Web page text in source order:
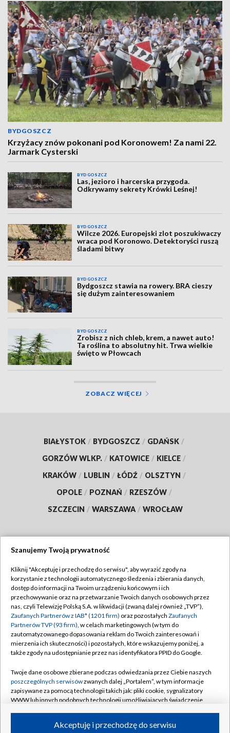
BYDGOSZCZ
Krzyżacy znów pokonani pod Koronowem! Za nami 22.
Jarmark Cysterski
BYDGOSZCZ
Las, jezioro i harcerska przygoda.
Odkrywamy sekrety Krówki Leśnej!
BYDGOSZCZ
Wilcze 2026. Europejski zlot poszukiwaczy
wraca pod Koronowo. Detektoryści ruszą
śladami bitwy
BYDGOSZCZ
Bydgoszcz stawia na rowery. BRA cieszy
się dużym zainteresowaniem
BYDGOSZCZ
Zrobisz z nich chleb, krem, a nawet auto!
Ta roślina to absolutny hit. Trwa wielkie
święto w Płowcach
ZOBACZ WIĘCEJ
BIAŁYSTOK / BYDGOSZCZ / GDAŃSK /
GORZÓW WLKP. / KATOWICE / KIELCE /
KRAKÓW / LUBLIN / ŁÓDŹ / OLSZTYN /
OPOLE / POZNAŃ / RZESZÓW /
SZCZECIN / WARSZAWA / WROCŁAW
TVP
Abonament TVP
Emisja w TVP
Centrum informacji TVP
Naziemna Telewizja Cyfrowa
Rada Programowa
System NOS
Informacje o nadawcy
Program dla prasy
Regulamin TVP
Polityka prywatności
Moje zgody
Pomoc
Kontakt
Kanały
Szanujemy Twoją prywatność
Kliknij "Akceptuję i przechodzę do serwisu", aby wyrazić zgody na
korzystanie z technologii automatycznego śledzenia i zbierania danych,
dostęp do informacji na Twoim urządzeniu końcowym i ich
przechowywanie oraz na przetwarzanie Twoich danych osobowych przez
nas, czyli Telewizję Polską S.A. w likwidacji (zwaną dalej również „TVP”),
Zaufanych Partnerów z IAB* (1201 firm) oraz pozostałych Zaufanych
Partnerów TVP (93 firm), w celach marketingowych (w tym do
zautomatyzowanego dopasowania reklam do Twoich zainteresowań i
mierzenia ich skuteczności) i pozostałych, które wskazujemy poniżej, a
także zgody na udostępnianie przez nas identyfikatora PPID do Google.
Twoje dane osobowe zbierane podczas odwiedzania przez Ciebie naszych
poszczególnych serwisówzwanych dalej „Portalem”, w tym informacje
zapisywane za pomocą technologii takich jak: pliki cookie, sygnalizatory
WWW lub innych podobnych technologii umożliwiających świadczenie
ruchu w Internecie.Akceptuję i przechodzę do serwisu